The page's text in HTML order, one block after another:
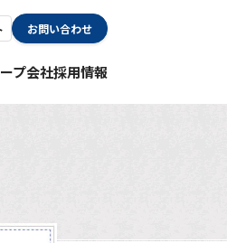
お問い合わせ
プ会社採用情報